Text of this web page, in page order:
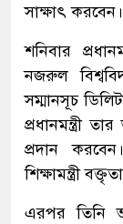
সাক্ষাৎ করবেন।
শনিবার
নজরুল
সম্মানসূচ
প্রধানমন্ত্রী
প্রদান
শিক্ষামন্ত্রী
এরপর তিনি